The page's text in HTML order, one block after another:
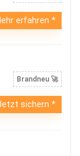
erfahren
Brandneu 🚀
sichern